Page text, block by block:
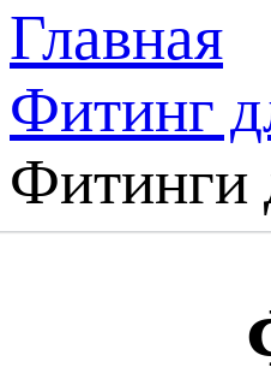
Главная
Фитинг
Фитинги